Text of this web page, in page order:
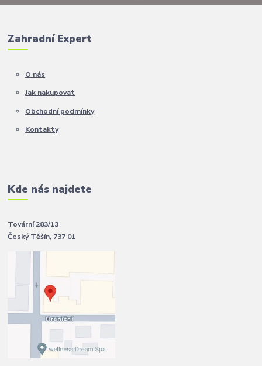
Zahradní Expert
O nás
Jak nakupovat
Obchodní podmínky
Kontakty
Kde nás najdete
Tovární 283/13
Český Těšín, 737 01